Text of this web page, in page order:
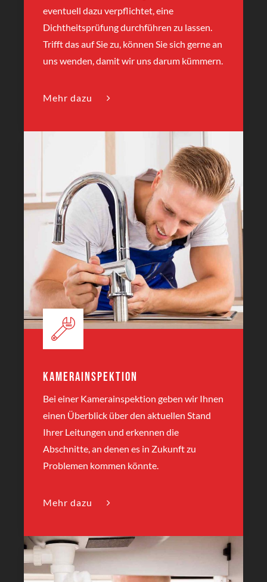
eventuell dazu verpflichtet, eine
Dichtheitsprüfung durchführen zu lassen.
Trifft das auf Sie zu, können Sie sich gerne an
uns wenden, damit wir uns darum kümmern.
Mehr dazu
Kamerainspektion
Bei einer Kamerainspektion geben wir Ihnen
einen Überblick über den aktuellen Stand
Ihrer Leitungen und erkennen die
Abschnitte, an denen es in Zukunft zu
Problemen kommen könnte.
Mehr dazu